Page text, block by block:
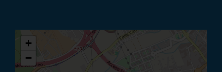
+
−